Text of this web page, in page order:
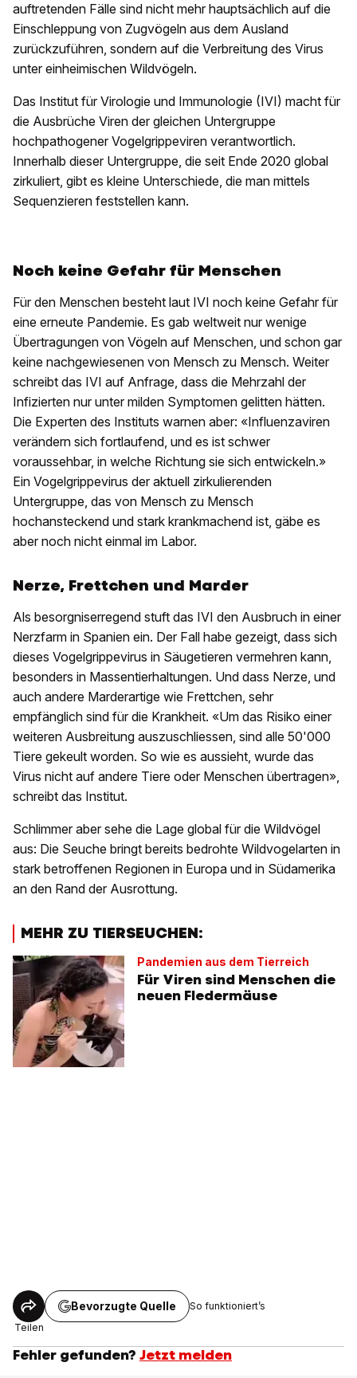
auftretenden Fälle sind nicht mehr hauptsächlich auf die
Einschleppung von Zugvögeln aus dem Ausland
zurückzuführen, sondern auf die Verbreitung des Virus
unter einheimischen Wildvögeln.
Das Institut für Virologie und Immunologie (IVI) macht für
die Ausbrüche Viren der gleichen Untergruppe
hochpathogener Vogelgrippeviren verantwortlich.
Innerhalb dieser Untergruppe, die seit Ende 2020 global
zirkuliert, gibt es kleine Unterschiede, die man mittels
Sequenzieren feststellen kann.
Noch keine Gefahr für Menschen
Für den Menschen besteht laut IVI noch keine Gefahr für
eine erneute Pandemie. Es gab weltweit nur wenige
Übertragungen von Vögeln auf Menschen, und schon gar
keine nachgewiesenen von Mensch zu Mensch. Weiter
schreibt das IVI auf Anfrage, dass die Mehrzahl der
Infizierten nur unter milden Symptomen gelitten hätten.
Die Experten des Instituts warnen aber: «Influenzaviren
verändern sich fortlaufend, und es ist schwer
voraussehbar, in welche Richtung sie sich entwickeln.»
Ein Vogelgrippevirus der aktuell zirkulierenden
Untergruppe, das von Mensch zu Mensch
hochansteckend und stark krankmachend ist, gäbe es
aber noch nicht einmal im Labor.
Nerze, Frettchen und Marder
Als besorgniserregend stuft das IVI den Ausbruch in einer
Nerzfarm in Spanien ein. Der Fall habe gezeigt, dass sich
dieses Vogelgrippevirus in Säugetieren vermehren kann,
besonders in Massentierhaltungen. Und dass Nerze, und
auch andere Marderartige wie Frettchen, sehr
empfänglich sind für die Krankheit. «Um das Risiko einer
weiteren Ausbreitung auszuschliessen, sind alle 50'000
Tiere gekeult worden. So wie es aussieht, wurde das
Virus nicht auf andere Tiere oder Menschen übertragen»,
schreibt das Institut.
Schlimmer aber sehe die Lage global für die Wildvögel
aus: Die Seuche bringt bereits bedrohte Wildvogelarten in
stark betroffenen Regionen in Europa und in Südamerika
an den Rand der Ausrottung.
MEHR ZU TIERSEUCHEN:
Pandemien aus dem Tierreich
Für Viren sind Menschen die
neuen Fledermäuse
Teilen
Bevorzugte Quelle So funktioniert’s
Fehler gefunden? Jetzt melden